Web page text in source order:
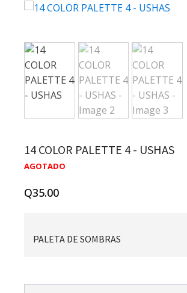
14 COLOR PALETTE 4 - USHAS
AGOTADO
Q35.00
PALETA DE SOMBRAS
Press on ballerina
24pc - nail fairy
Q25.00